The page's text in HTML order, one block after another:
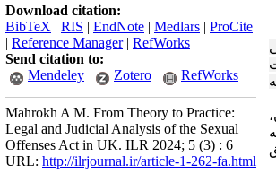
Download citation:
BibTeX | RIS | EndNote | Medlars | ProCite
| Reference Manager| RefWorks
Send citation to:
Mendeley
Zotero RefWorks
Mahrokh A M. From Theory to Practice:
Legal and Judicial Analysis of the Sexual
Offenses Act in UK. ILR 2024; 5 (3) : 6
URL: http://ilrjournal.ir/article-1-262-fa.html